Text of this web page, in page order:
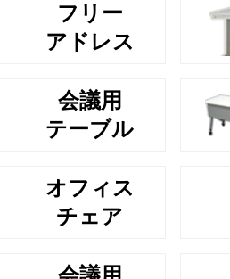
フリー
アドレス
会議用
テーブル
オフィス
チェア